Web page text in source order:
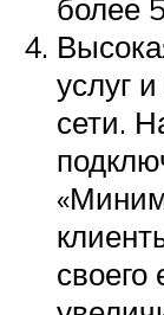
более
услуг
сети.
своего